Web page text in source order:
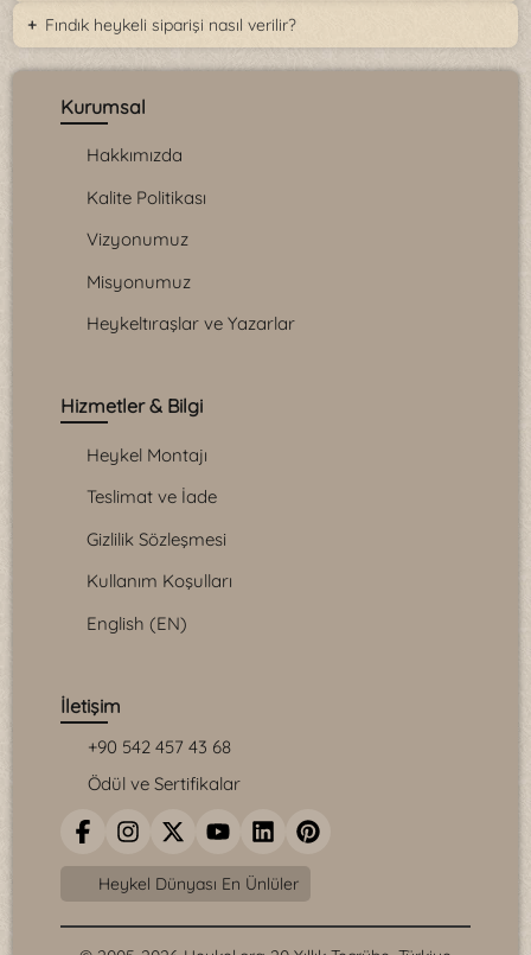
Fındık heykeli siparişi nasıl verilir?
Kurumsal
Hakkımızda
Kalite Politikası
Vizyonumuz
Misyonumuz
Heykeltıraşlar ve Yazarlar
Hizmetler & Bilgi
Heykel Montajı
Teslimat ve İade
Gizlilik Sözleşmesi
Kullanım Koşulları
English (EN)
İletişim
+90 542 457 43 68
Ödül ve Sertifikalar
Heykel Dünyası En Ünlüler